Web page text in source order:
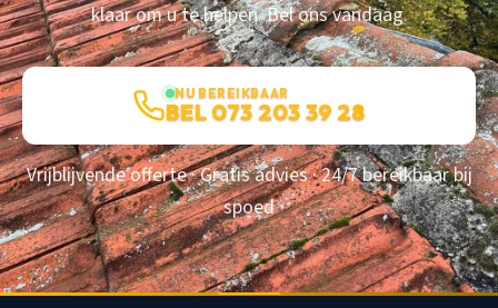
klaar om u te helpen. Bel ons vandaag.
NU BEREIKBAAR
BEL 073 203 39 28
Vrijblijvende offerte · Gratis advies · 24/7 bereikbaar bij
spoed